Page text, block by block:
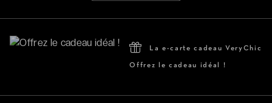
La e-carte cadeau VeryChic
Offrez le cadeau idéal !